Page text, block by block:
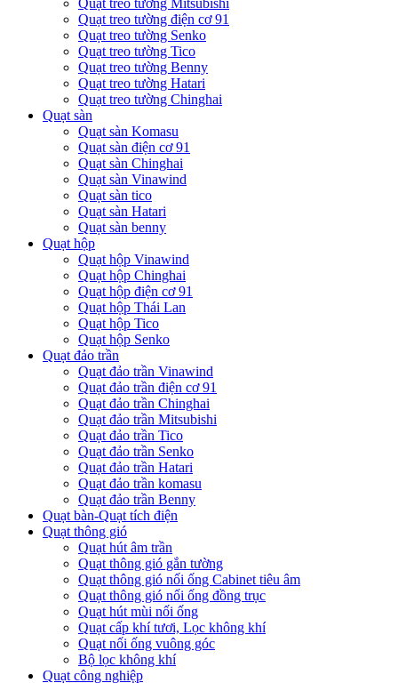
Quạt treo tường Mitsubishi
Quạt treo tường điện cơ 91
Quạt treo tường Senko
Quạt treo tường Tico
Quạt treo tường Benny
Quạt treo tường Hatari
Quạt treo tường Chinghai
Quạt sàn
Quạt sàn Komasu
Quạt sàn điện cơ 91
Quạt sàn Chinghai
Quạt sàn Vinawind
Quạt sàn tico
Quạt sàn Hatari
Quạt sàn benny
Quạt hộp
Quạt hộp Vinawind
Quạt hộp Chinghai
Quạt hộp điện cơ 91
Quạt hộp Thái Lan
Quạt hộp Tico
Quạt hộp Senko
Quạt đảo trần
Quạt đảo trần Vinawind
Quạt đảo trần điện cơ 91
Quạt đảo trần Chinghai
Quạt đảo trần Mitsubishi
Quạt đảo trần Tico
Quạt đảo trần Senko
Quạt đảo trần Hatari
Quạt đảo trần komasu
Quạt đảo trần Benny
Quạt bàn-Quạt tích điện
Quạt thông gió
Quạt hút âm trần
Quạt thông gió gắn tường
Quạt thông gió nối ống Cabinet tiêu âm
Quạt thông gió nối ống đồng trục
Quạt hút mùi nối ống
Quạt cấp khí tươi, Lọc không khí
Quạt nối ống vuông góc
Bộ lọc không khí
Quạt công nghiệp